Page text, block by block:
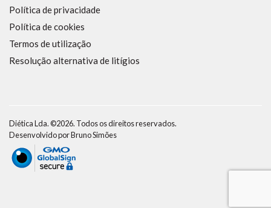
Política de privacidade
Política de cookies
Termos de utilização
Resolução alternativa de litígios
Diética Lda. ©2026. Todos os direitos reservados.
Desenvolvido porBruno Simões